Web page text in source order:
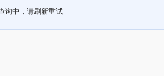
询中，请刷新重试